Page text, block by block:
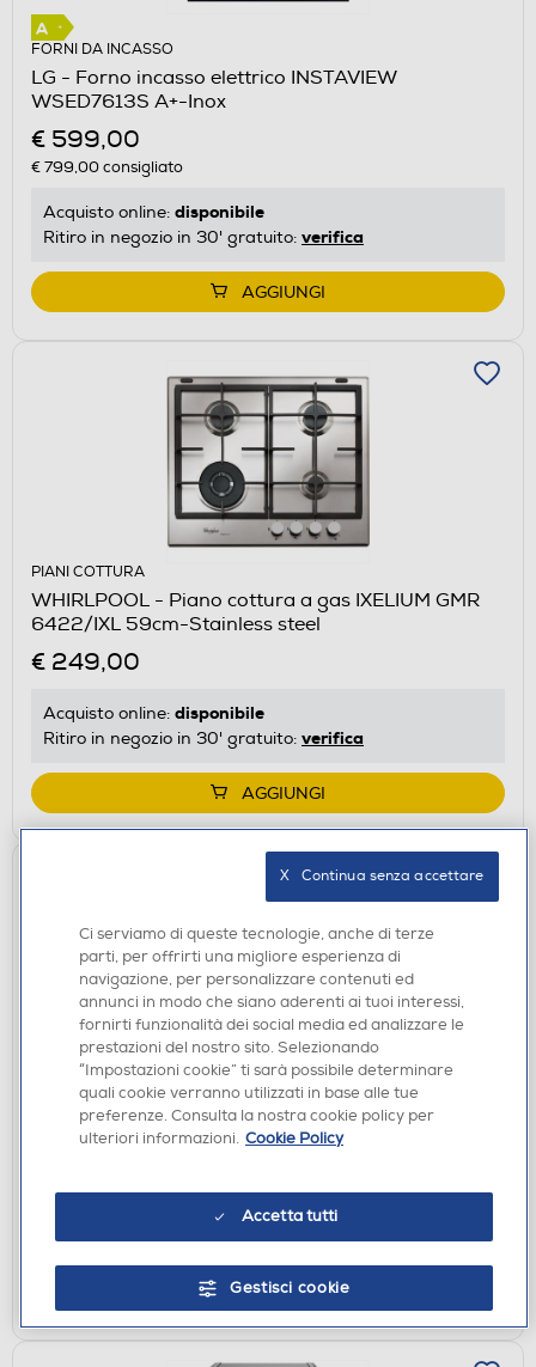
FORNI DA INCASSO
LG - Forno incasso elettrico INSTAVIEW
WSED7613S A+-Inox
€ 599,00
€ 799,00consigliato
Acquisto online: disponibile
Ritiro in negozio in 30' gratuito: verifica
AGGIUNGI
PIANI COTTURA
WHIRLPOOL - Piano cottura a gas IXELIUM GMR
6422/IXL 59cm-Stainless steel
€ 249,00
Acquisto online: disponibile
Ritiro in negozio in 30' gratuito: verifica
AGGIUNGI
FORNI A MICROONDE
WHIRLPOOL - CHEF PLUS MCP 345 WH-Bianco
€ 184,99
disponibile
Ritiro in negozio:non disponibile
AGGIUNGI
Ci serviamo di queste tecnologie, anche di terze
parti, per offrirti una migliore esperienza di
navigazione, per personalizzare contenuti ed
annunci in modo che siano aderenti ai tuoi interessi,
fornirti funzionalità dei social media ed analizzare le
prestazioni del nostro sito. Selezionando
“Impostazioni cookie” ti sarà possibile determinare
quali cookie verranno utilizzati in base alle tue
preferenze. Consulta la nostra cookie policy per
ulteriori informazioni. Cookie Policy
Accetta tutti
Gestisci cookie
X   Continua senza accettare